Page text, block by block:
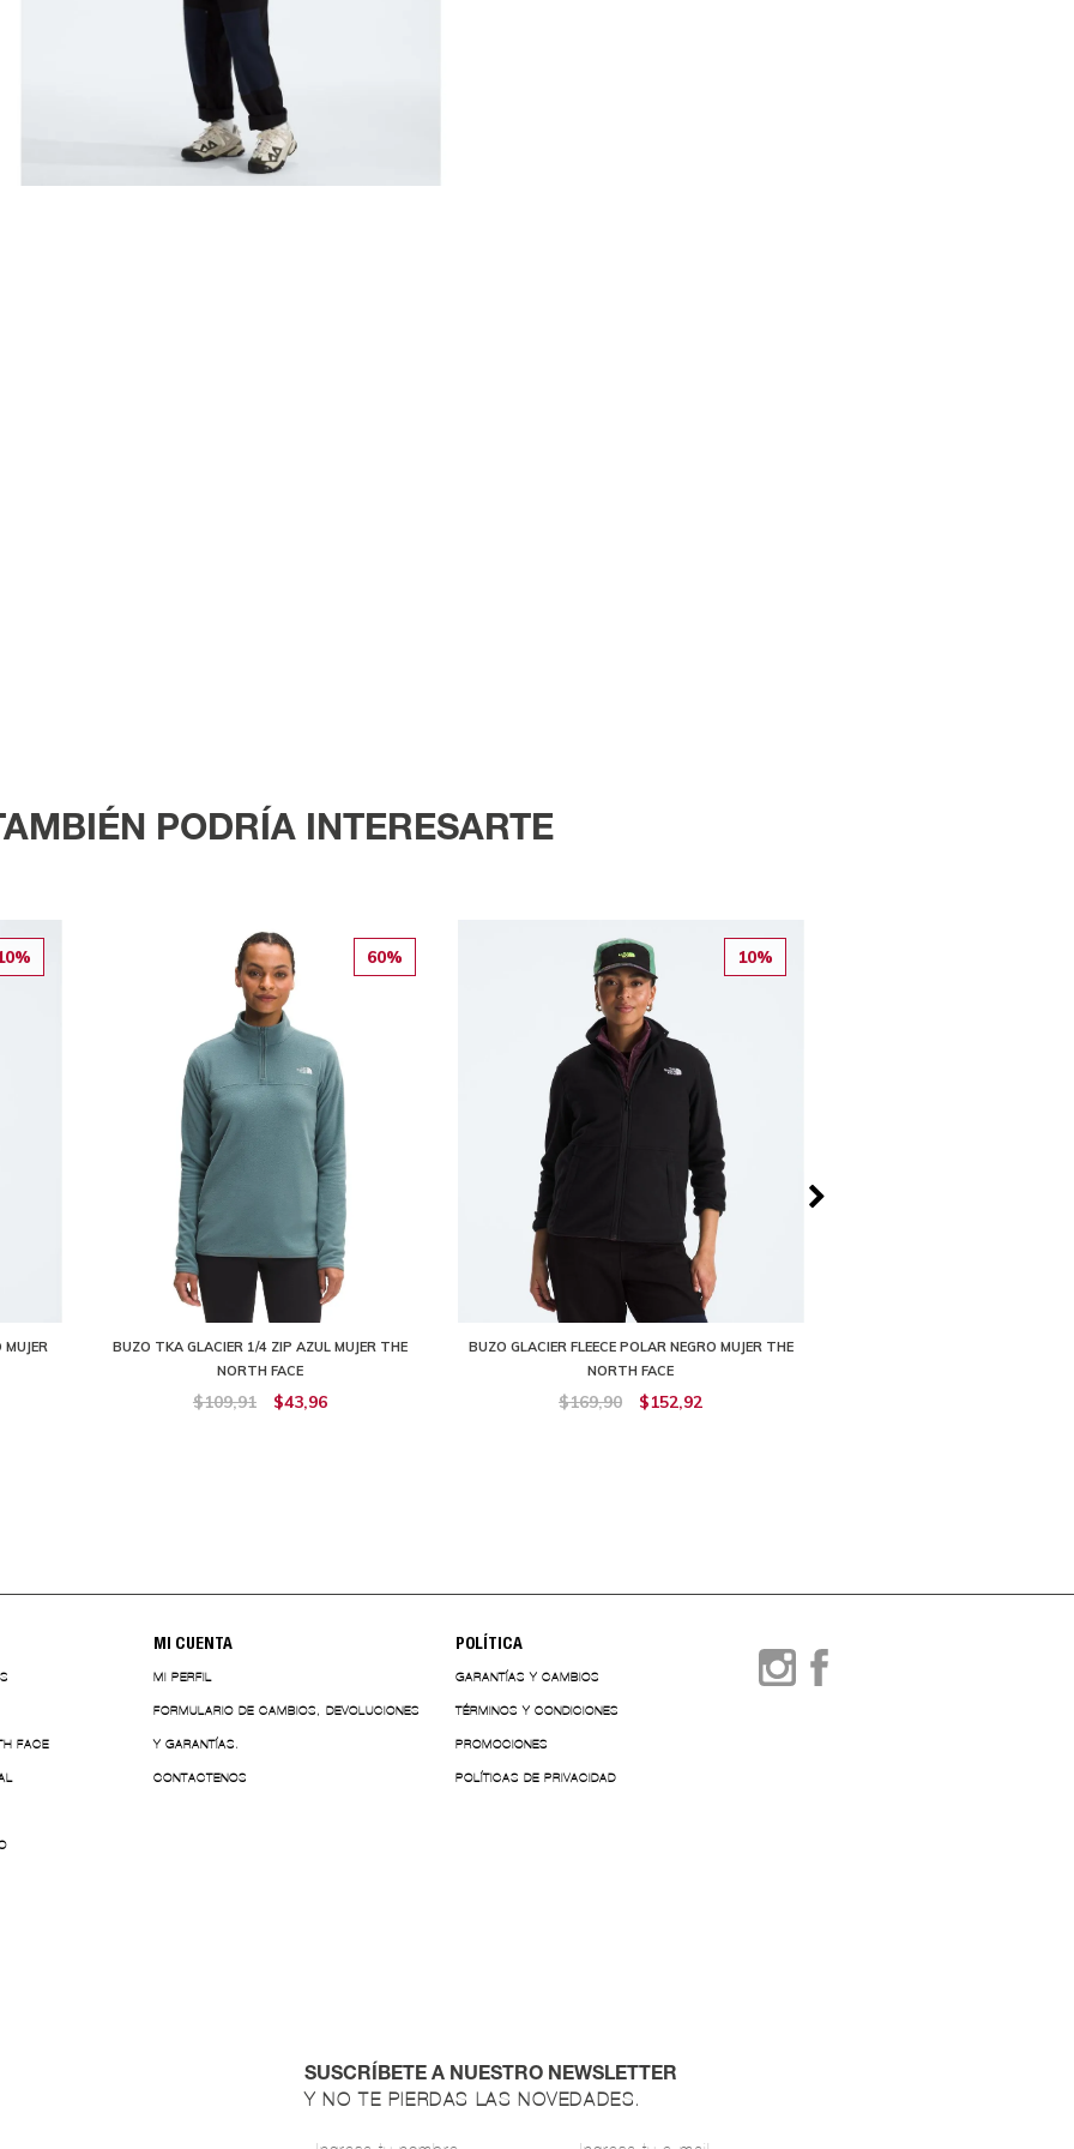
PODRÍA INTERESARTE
60%
BUZO TKA GLACIER 1/4 ZIP AZUL MUJER THE
NORTH FACE
$109,91 $43,96
10%
BUZO GLACIER FLEECE POLAR NEGRO MUJER THE
NORTH FACE
$169,90 $152,92
FACE
MI CUENTA
MI PERFIL
FORMULARIO DE CAMBIOS, DEVOLUCIONES
Y GARANTÍAS.
CONTACTENOS
POLÍTICA
GARANTÍAS Y CAMBIOS
TÉRMINOS Y CONDICIONES
PROMOCIONES
POLÍTICAS DE PRIVACIDAD
SUSCRÍBETE A NUESTRO NEWSLETTER
Y NO TE PIERDAS LAS NOVEDADES.